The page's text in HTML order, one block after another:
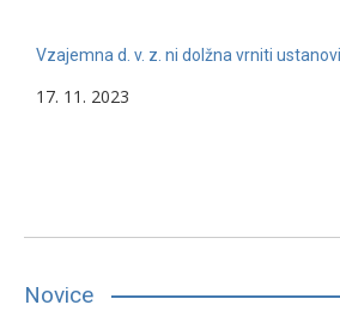
Vzajemna d. v. z. ni dolžna vrniti
17. 11. 2023
Novice